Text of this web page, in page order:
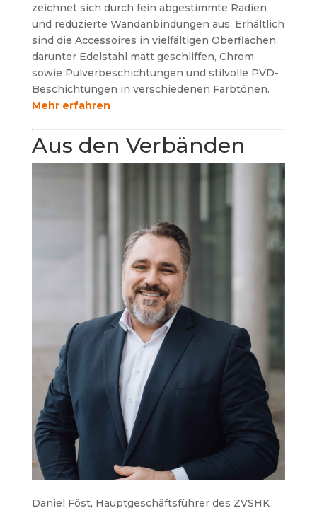
zeichnet sich durch fein abgestimmte Radien
und reduzierte Wandanbindungen aus. Erhältlich
sind die Accessoires in vielfältigen Oberflächen,
darunter Edelstahl matt geschliffen, Chrom
sowie Pulverbeschichtungen und stilvolle PVD-
Beschichtungen in verschiedenen Farbtönen.
Mehr erfahren
Aus den Verbänden
Daniel Föst, Hauptgeschäftsführer des ZVSHK